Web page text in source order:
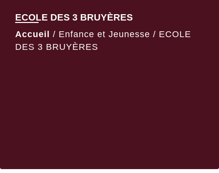
ECOLE DES 3 BRUYÈRES
Accueil / Enfance et Jeunesse / ECOLE
DES 3 BRUYÈRES